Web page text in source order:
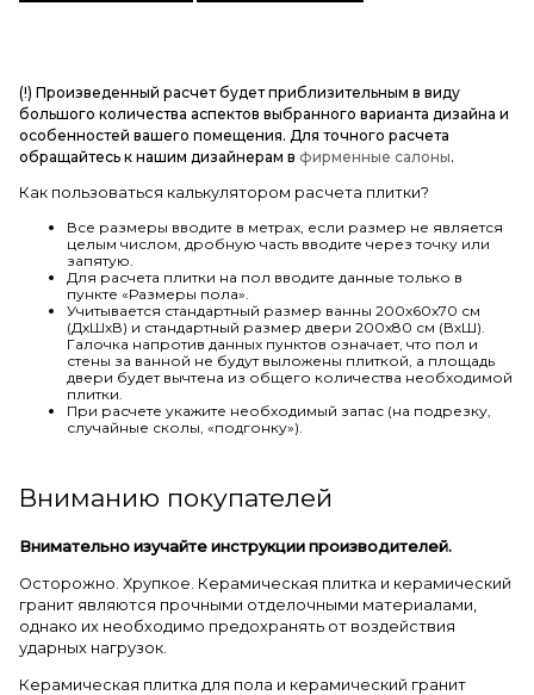
(!) Произведенный расчет будет приблизительным в виду
большого количества аспектов выбранного варианта дизайна и
особенностей вашего помещения. Для точного расчета
обращайтесь к нашим дизайнерам в фирменные салоны.
Как пользоваться калькулятором расчета плитки?
Все размеры вводите в метрах, если размер не является
целым числом, дробную часть вводите через точку или
запятую.
Для расчета плитки на пол вводите данные только в
пункте «Размеры пола».
Учитывается стандартный размер ванны 200х60х70 см
(ДхШхВ) и стандартный размер двери 200х80 см (ВхШ).
Галочка напротив данных пунктов означает, что пол и
стены за ванной не будут выложены плиткой, а площадь
двери будет вычтена из общего количества необходимой
плитки.
При расчете укажите необходимый запас (на подрезку,
случайные сколы, «подгонку»).
Вниманию покупателей
Внимательно изучайте инструкции производителей.
Осторожно. Хрупкое. Керамическая плитка и керамический
гранит являются прочными отделочными материалами,
однако их необходимо предохранять от воздействия
ударных нагрузок.
Керамическая плитка для пола и керамический гранит